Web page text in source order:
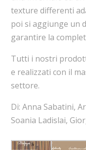
texture differenti
poi si aggiunge un
garantire la
Tutti i nostri
e realizzati con il
settore.
Di: Anna Sabatini,
Soania Ladislai,